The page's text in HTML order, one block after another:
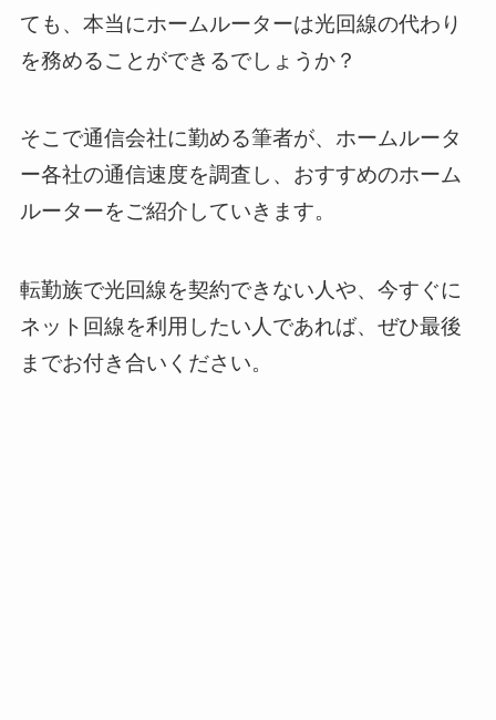
ても、本当にホームルーターは光回線の代わり
を務めることができるでしょうか？
そこで通信会社に勤める筆者が、ホームルータ
ー各社の通信速度を調査し、おすすめのホーム
ルーターをご紹介していきます。
転勤族で光回線を契約できない人や、今すぐに
ネット回線を利用したい人であれば、ぜひ最後
までお付き合いください。